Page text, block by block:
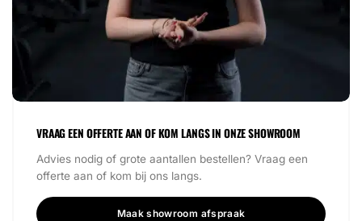
VRAAG EEN OFFERTE AAN OF KOM LANGS IN ONZE SHOWROOM
Advies nodig of grote aantallen bestellen? Vraag een
offerte aan of kom bij ons langs.
Maak showroom afspraak